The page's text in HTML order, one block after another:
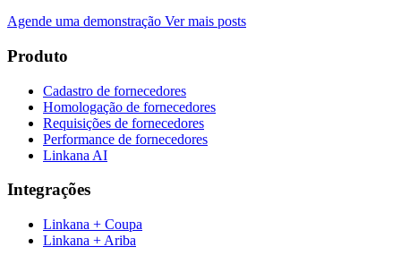
Agende uma demonstração Ver mais posts
Produto
Cadastro de fornecedores
Homologação de fornecedores
Requisições de fornecedores
Performance de fornecedores
Linkana AI
Integrações
Linkana + Coupa
Linkana + Ariba